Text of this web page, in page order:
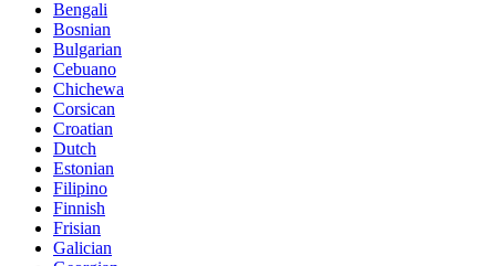
Bengali
Bosnian
Bulgarian
Cebuano
Chichewa
Corsican
Croatian
Dutch
Estonian
Filipino
Finnish
Frisian
Galician